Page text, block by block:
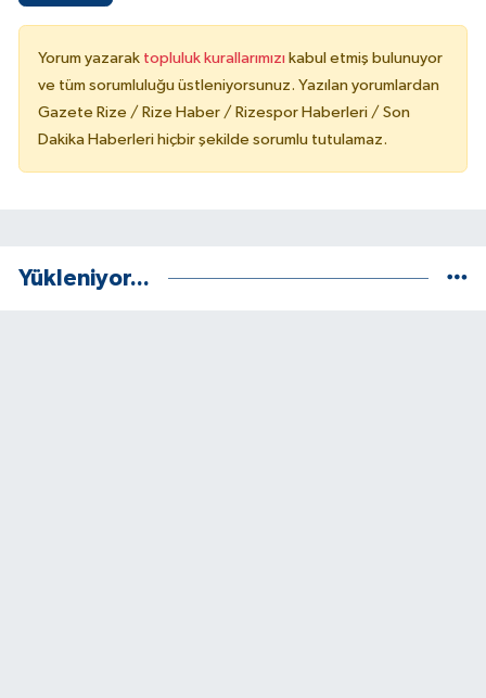
Yorum yazarak topluluk kurallarımızı kabul etmiş bulunuyor
ve tüm sorumluluğu üstleniyorsunuz. Yazılan yorumlardan
Gazete Rize / Rize Haber / Rizespor Haberleri / Son
Dakika Haberleri hiçbir şekilde sorumlu tutulamaz.
Yükleniyor...